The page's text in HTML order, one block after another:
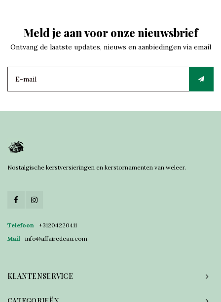
Meld je aan voor onze nieuwsbrief
Ontvang de laatste updates, nieuws en aanbiedingen via email
Nostalgische kerstversieringen en kerstornamenten van weleer.
Telefoon
+31204220411
Mail
info@affairedeau.com
KLANTENSERVICE